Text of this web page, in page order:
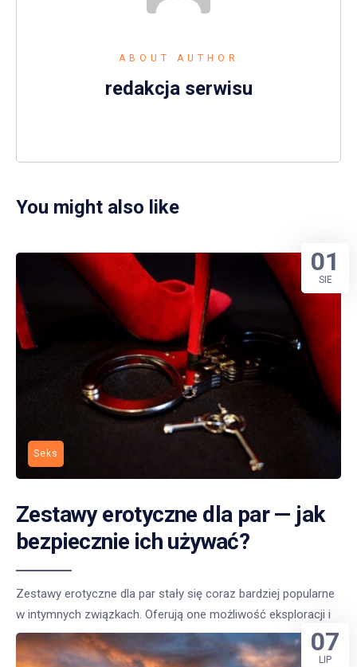
ABOUT AUTHOR
redakcja serwisu
You might also like
Seks
Zestawy erotyczne dla par — jak
bezpiecznie ich używać?
Zestawy erotyczne dla par stały się coraz bardziej popularne
w intymnych związkach. Oferują one możliwość eksploracji i
01
SIE
07
LIP